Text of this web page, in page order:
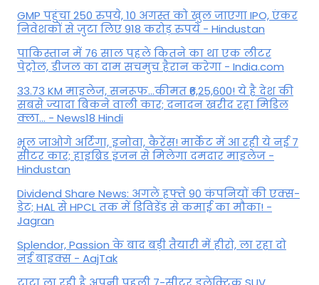
GMP पहुंचा 250 रुपये, 10 अगस्त को खुल जाएगा IPO, एंकर
निवेशकों से जुटा लिए 918 करोड़ रुपये - Hindustan
पाकिस्तान में 76 साल पहले कितने का था एक लीटर
पेट्रोल, डीजल का दाम सचमुच हैरान करेगा - India.com
33.73 KM माइलेज, सनरूफ...कीमत ₹6,25,600! ये है देश की
सबसे ज्यादा बिकने वाली कार; दनादन खरीद रहा मिडिल
क्ला... - News18 Hindi
भूल जाओगे अर्टिगा, इनोवा, कैरेंस! मार्केट में आ रही ये नई 7
सीटर कार; हाइब्रिड इंजन से मिलेगा दमदार माइलेज -
Hindustan
Dividend Share News: अगले हफ्ते 90 कंपनियों की एक्स-
डेट; HAL से HPCL तक में डिविडेंड से कमाई का मौका! -
Jagran
Splendor, Passion के बाद बड़ी तैयारी में हीरो, ला रहा दो
नई बाइक्स - AajTak